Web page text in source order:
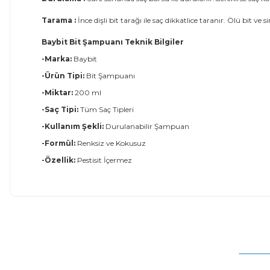
Tarama : İnce dişli bit tarağı ile saç dikkatlice taranır. Ölü bit ve
Baybit Bit Şampuanı Teknik Bilgiler
-Marka: Baybit
-Ürün Tipi: Bit Şampuanı
-Miktar: 200 ml
-Saç Tipi: Tüm Saç Tipleri
-Kullanım Şekli: Durulanabilir Şampuan
-Formül: Renksiz ve Kokusuz
-Özellik: Pestisit İçermez